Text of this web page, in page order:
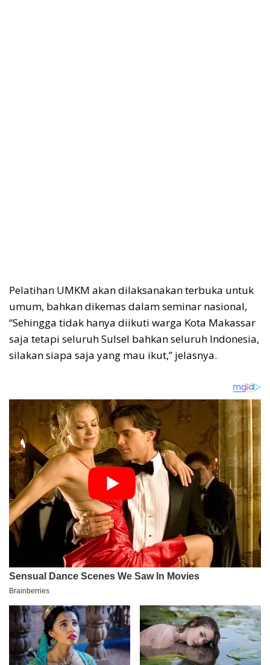
Pelatihan UMKM akan dilaksanakan terbuka untuk
umum, bahkan dikemas dalam seminar nasional,
“Sehingga tidak hanya diikuti warga Kota Makassar
saja tetapi seluruh Sulsel bahkan seluruh Indonesia,
silakan siapa saja yang mau ikut,” jelasnya.